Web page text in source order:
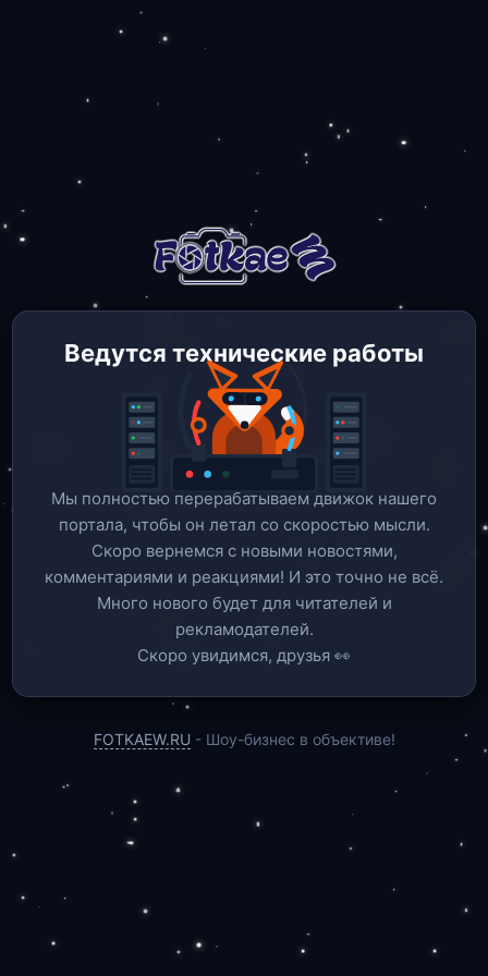
Ведутся технические работы
Мы полностью перерабатываем движок нашего
портала, чтобы он летал со скоростью мысли.
Скоро вернемся c новыми новостями,
комментариями и реакциями! И это точно не всё.
Много нового будет для читателей и
рекламодателей.
Скоро увидимся, друзья 👀
FOTKAEW.RU - Шоу-бизнес в объективе!